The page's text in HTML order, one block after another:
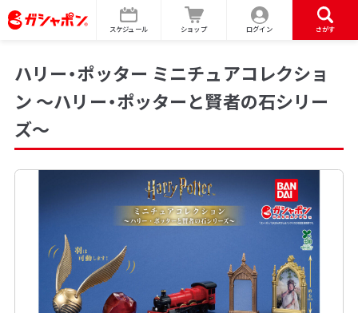
スケジュール ショップ ログイン さがす
ハリー・ポッター ミニチュアコレクショ
ン ～ハリー・ポッターと賢者の石シリー
ズ～